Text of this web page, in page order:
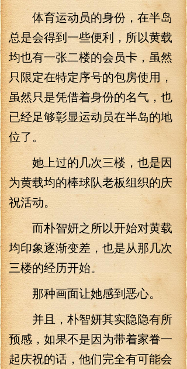
体育运动员的身份，在半岛
总是会得到一些便利，所以黄载
均也有一张二楼的会员卡，虽然
只限定在特定序号的包房使用，
虽然只是凭借着身份的名气，也
已经足够彰显运动员在半岛的地
位了。
她上过的几次三楼，也是因
为黄载均的棒球队老板组织的庆
祝活动。
而朴智妍之所以开始对黄载
均印象逐渐变差，也是从那几次
三楼的经历开始。
那种画面让她感到恶心。
并且，朴智妍其实隐隐有所
预感，如果不是因为带着家眷一
起庆祝的话，他们完全有可能会